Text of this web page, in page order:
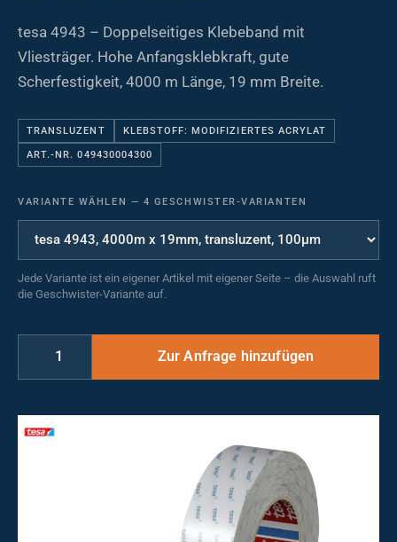
tesa 4943 – Doppelseitiges Klebeband mit
Vliesträger. Hohe Anfangsklebkraft, gute
Scherfestigkeit, 4000 m Länge, 19 mm Breite.
TRANSLUZENT KLEBSTOFF: MODIFIZIERTES ACRYLAT
ART.-NR. 049430004300
VARIANTE WÄHLEN — 4 GESCHWISTER-VARIANTEN
Jede Variante ist ein eigener Artikel mit eigener Seite – die Auswahl ruft
die Geschwister-Variante auf.